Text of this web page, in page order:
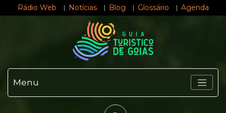
Rádio Web Notícias Blog Glossário Agenda
Menu